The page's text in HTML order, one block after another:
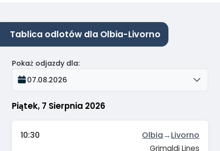
Tablica odlotów dla Olbia-Livorno
Piątek, 7 Sierpnia 2026
Pokaż odjazdy dla:
07.08.2026
10:30 Olbia→Livorno
Grimaldi Lines